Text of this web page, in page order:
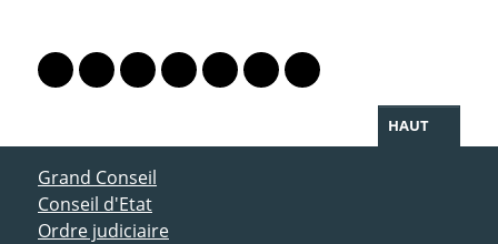
Lien vers le profil Mastodon
Lien vers le profil Bluesky
Lien vers le profil Instagram
Lien vers le profil Linkedin
Lien vers le profil Facebook
Lien vers le profil Twitter
Partager par WhatsApp
HAUT
ACCÈS DIRECT
Grand Conseil
Conseil d'Etat
Ordre judiciaire